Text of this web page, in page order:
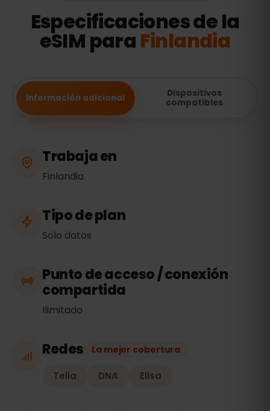
Especificaciones de la
eSIM para Finlandia
Información adicional
Dispositivos
compatibles
Trabaja en
Finlandia
Tipo de plan
Solo datos
Punto de acceso / conexión
compartida
Ilimitado
Redes La mejor cobertura
Telia DNA Elisa